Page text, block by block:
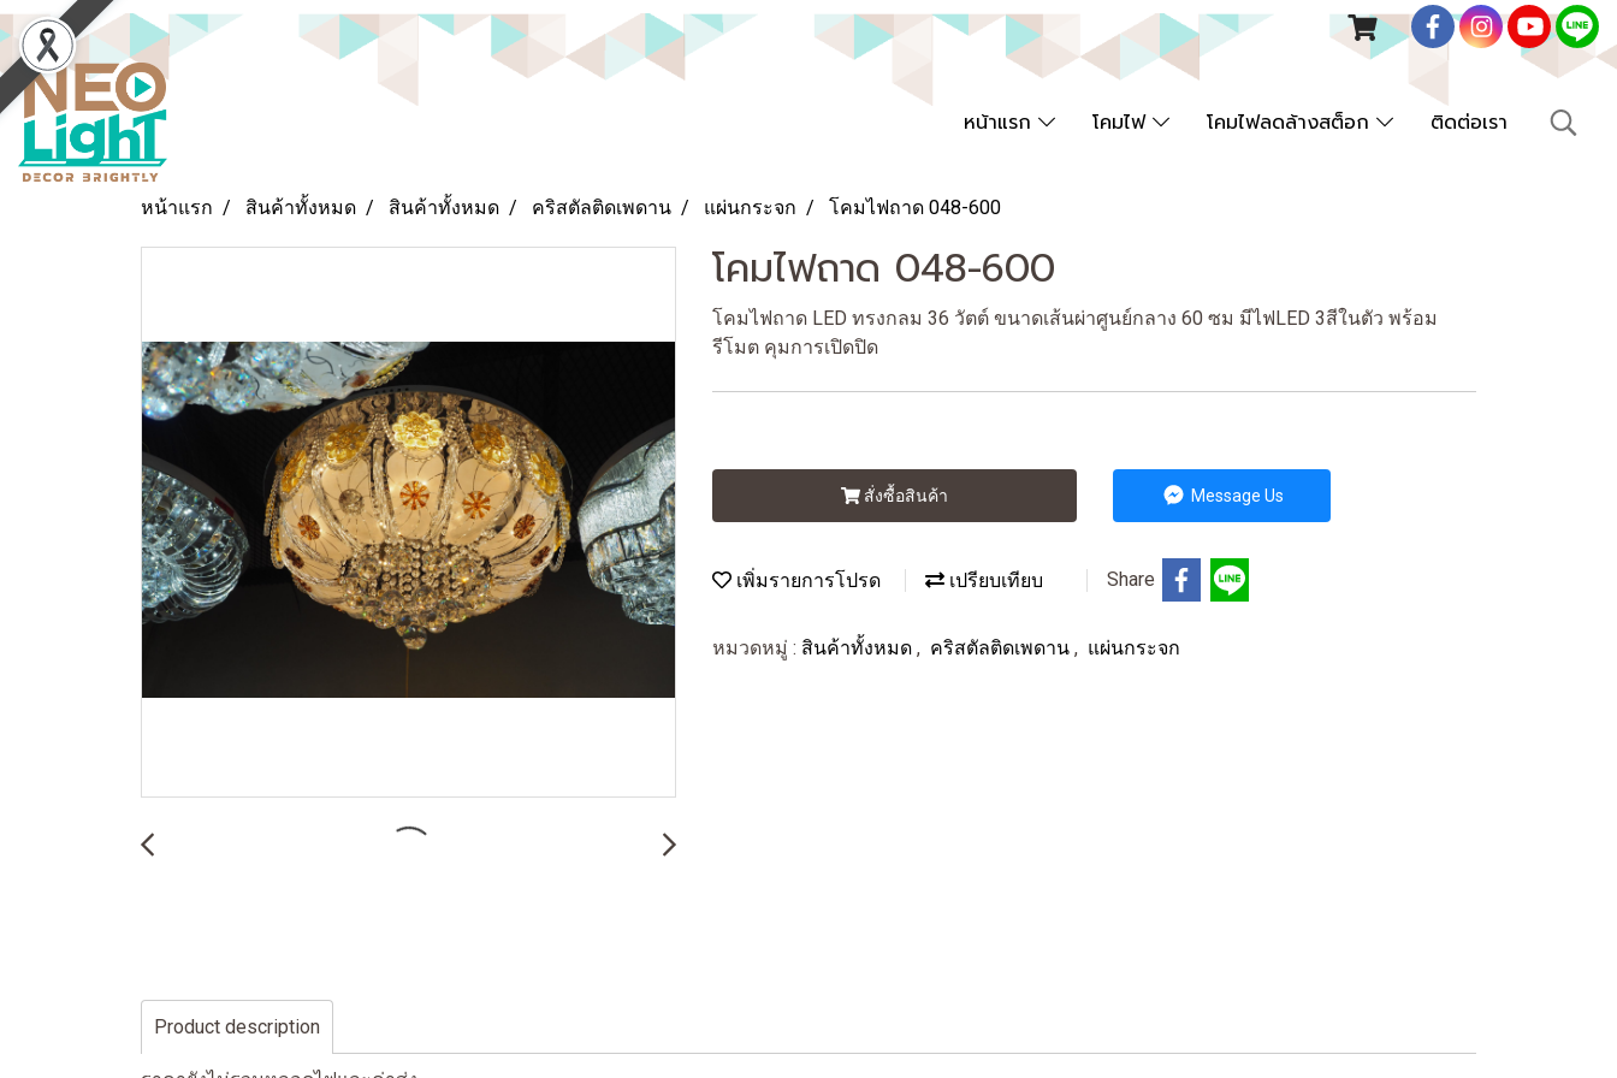
หน้าแรก โคมไฟ โคมไฟลดล้างสต็อก ติดต่อเรา
หน้าแรก สินค้าทั้งหมด สินค้าทั้งหมด คริสตัลติดเพดาน แผ่นกระจก โคมไฟถาด 048-600
โคมไฟถาด 048-600
โคมไฟถาด LED ทรงกลม 36 วัตต์ ขนาดเส้นผ่าศูนย์กลาง 60 ซม มีไฟLED 3สีในตัว พร้อม
รีโมต คุมการเปิดปิด
สั่งซื้อสินค้า Message Us
เพิ่มรายการโปรด เปรียบเทียบ Share
หมวดหมู่ : สินค้าทั้งหมด , คริสตัลติดเพดาน , แผ่นกระจก
Product description